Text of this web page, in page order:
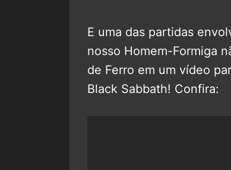
E uma das partidas
nosso Homem-Formiga
de Ferro em um vídeo
Black Sabbath! Confira: